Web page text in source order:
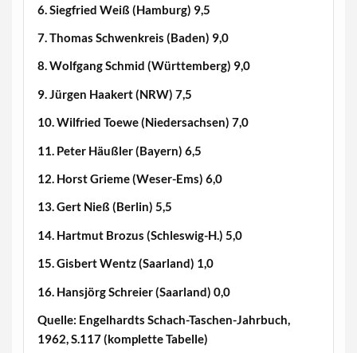
6. Siegfried Weiß (Hamburg) 9,5
7. Thomas Schwenkreis (Baden) 9,0
8. Wolfgang Schmid (Württemberg) 9,0
9. Jürgen Haakert (NRW) 7,5
10. Wilfried Toewe (Niedersachsen) 7,0
11. Peter Häußler (Bayern) 6,5
12. Horst Grieme (Weser-Ems) 6,0
13. Gert Nieß (Berlin) 5,5
14. Hartmut Brozus (Schleswig-H.) 5,0
15. Gisbert Wentz (Saarland) 1,0
16. Hansjörg Schreier (Saarland) 0,0
Quelle: Engelhardts Schach-Taschen-Jahrbuch,
1962, S.117 (komplette Tabelle)